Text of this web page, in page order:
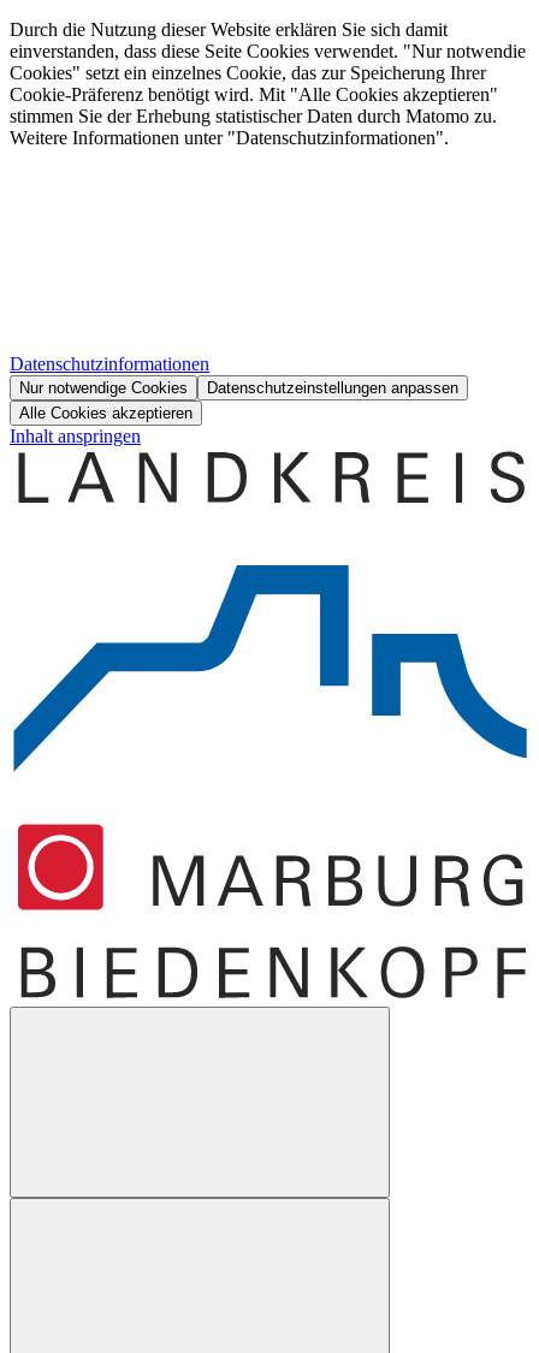
Durch die Nutzung dieser Website erklären Sie sich damit
einverstanden, dass diese Seite Cookies verwendet. "Nur notwendie
Cookies" setzt ein einzelnes Cookie, das zur Speicherung Ihrer
Cookie-Präferenz benötigt wird. Mit "Alle Cookies akzeptieren"
stimmen Sie der Erhebung statistischer Daten durch Matomo zu.
Weitere Informationen unter "Datenschutzinformationen".
Datenschutzinformationen
Nur notwendige Cookies
Datenschutzeinstellungen anpassen
Alle Cookies akzeptieren
Inhalt anspringen